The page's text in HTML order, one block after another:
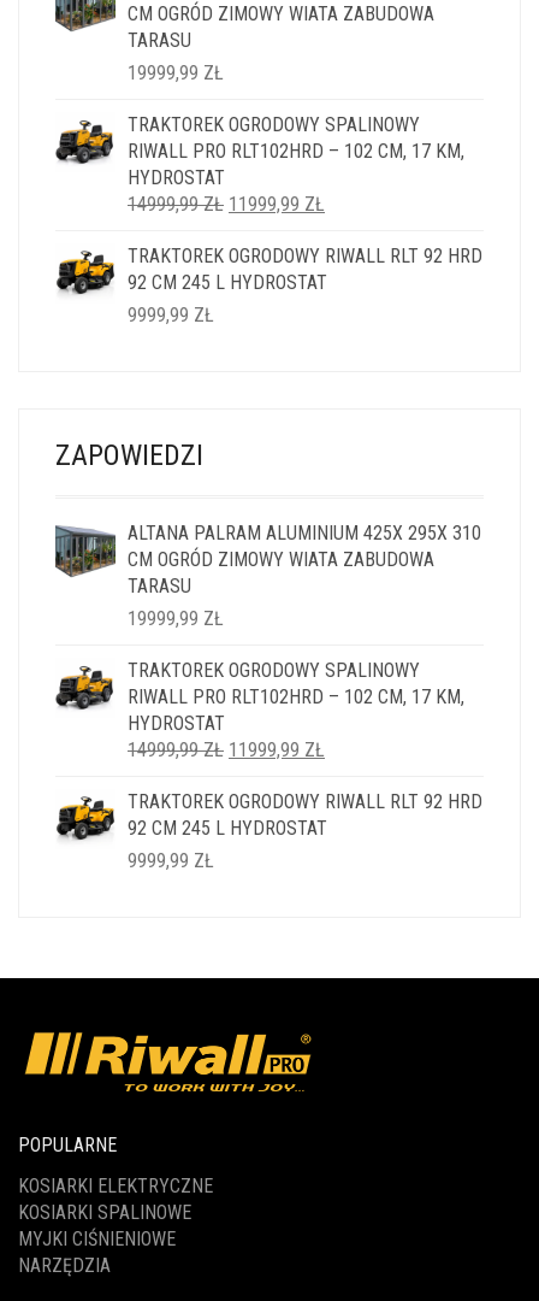
CM OGRÓD ZIMOWY WIATA ZABUDOWA
TARASU
19999,99 ZŁ
TRAKTOREK OGRODOWY SPALINOWY
RIWALL PRO RLT102HRD – 102 CM, 17 KM,
HYDROSTAT
14999,99ZŁ PIERWOTNA
WYNOSIŁA:
14999,99 ZŁ.
11999,99 ZŁ
WYNOSI:
11999,99 ZŁ.
TRAKTOREK OGRODOWY RIWALL RLT 92 HRD
92 CM 245 L HYDROSTAT
9999,99 ZŁ
ZAPOWIEDZI
ALTANA PALRAM ALUMINIUM 425X 295X 310
CM OGRÓD ZIMOWY WIATA ZABUDOWA
TARASU
19999,99 ZŁ
TRAKTOREK OGRODOWY SPALINOWY
RIWALL PRO RLT102HRD – 102 CM, 17 KM,
HYDROSTAT
14999,99ZŁ PIERWOTNA
WYNOSIŁA:
14999,99 ZŁ.
11999,99 ZŁ
WYNOSI:
11999,99 ZŁ.
TRAKTOREK OGRODOWY RIWALL RLT 92 HRD
92 CM 245 L HYDROSTAT
9999,99 ZŁ
POPULARNE
KOSIARKI ELEKTRYCZNE
KOSIARKI SPALINOWE
MYJKI CIŚNIENIOWE
NARZĘDZIA